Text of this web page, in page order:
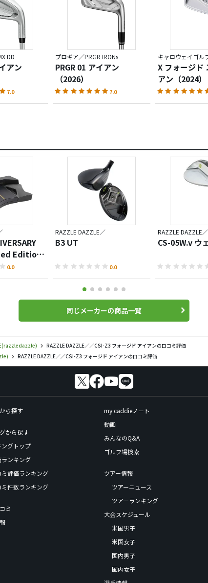
DD
アン
7.0
プロギア／PRGR IRONs
PRGR 01 アイアン
（2026）
7.0
キャロウェイゴル
X フォージド
アン（2024）
Edition
0.0
RAZZLE DAZZLE／
B3 UT
0.0
RAZZLE DAZZLE／
CS-05W.v ウ
同じメーカーの商品一覧
RAZZLE DAZZLE／／CSI-Z3 フォージド アイアンの口コミ評価
RAZZLE DAZZLE／／CSI-Z3 フォージド アイアンの口コミ評価
ら探す
から探す
ングトップ
ンキング
ミ評価ランキング
ミ件数ランキング
ミ
my caddieノート
動画
みんなのQ&A
ゴルフ場検索
ツアー情報
ツアーニュース
ツアーランキング
大会スケジュール
米国男子
米国女子
国内男子
国内女子